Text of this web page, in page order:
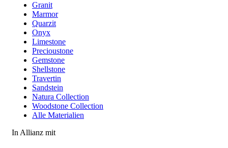
Granit
Marmor
Quarzit
Onyx
Limestone
Precioustone
Gemstone
Shellstone
Travertin
Sandstein
Natura Collection
Woodstone Collection
Alle Materialien
In Allianz mit